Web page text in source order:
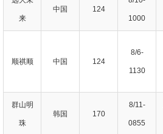
来
中国 124
1000
顺祺顺 中国 124
8/6-
1130
群山明
珠
韩国 170
8/11-
0855